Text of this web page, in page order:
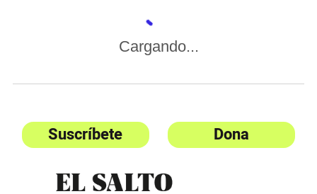
Cargando...
Suscríbete Dona